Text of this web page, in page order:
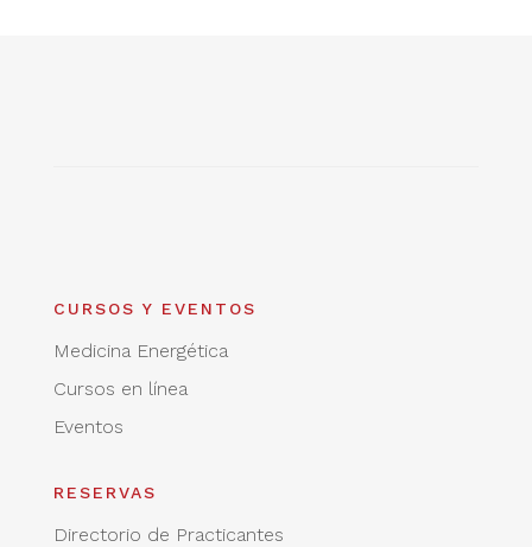
CURSOS Y EVENTOS
Medicina Energética
Cursos en línea
Eventos
RESERVAS
Directorio de Practicantes